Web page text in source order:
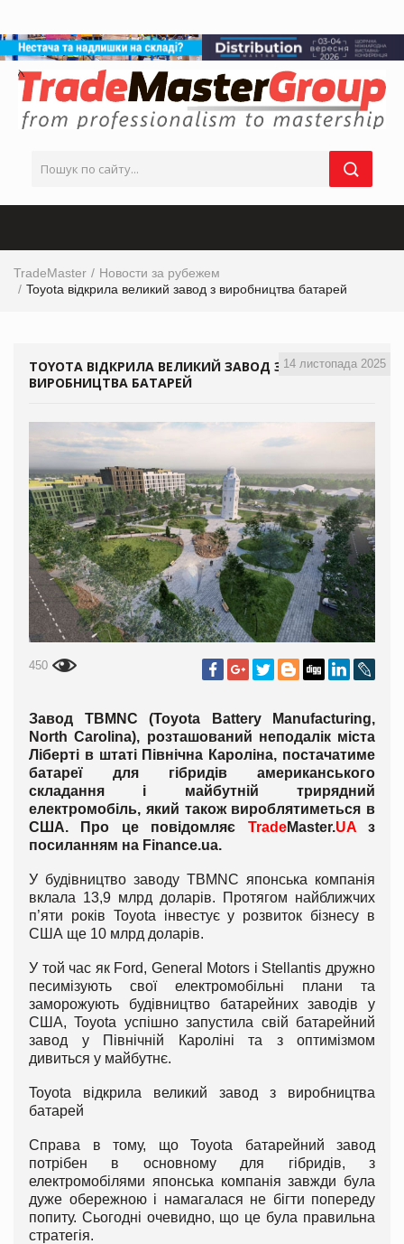
TradeMaster
Новости за рубежем
Toyota відкрила великий завод з виробництва батарей
14 листопада 2025
TOYOTA ВІДКРИЛА ВЕЛИКИЙ ЗАВОД З
ВИРОБНИЦТВА БАТАРЕЙ
450
Завод TBMNC (Toyota Battery Manufacturing,
North Carolina), розташований неподалік міста
Ліберті в штаті Північна Кароліна, постачатиме
батареї для гібридів американського
складання і майбутній трирядний
електромобіль, який також вироблятиметься в
США. Про це повідомляє TradeMaster.UAз
посиланням на Finance.ua.
У будівництво заводу TBMNC японська компанія
вклала 13,9 млрд доларів. Протягом найближчих
п’яти років Toyota інвестує у розвиток бізнесу в
США ще 10 млрд доларів.
У той час як Ford, General Motors і Stellantis дружно
песимізують свої електромобільні плани та
заморожують будівництво батарейних заводів у
США, Toyota успішно запустила свій батарейний
завод у Північній Кароліні та з оптимізмом
дивиться у майбутнє.
Toyota відкрила великий завод з виробництва
батарей
Справа в тому, що Toyota батарейний завод
потрібен в основному для гібридів, з
електромобілями японська компанія завжди була
дуже обережною і намагалася не бігти попереду
попиту. Сьогодні очевидно, що це була правильна
стратегія.